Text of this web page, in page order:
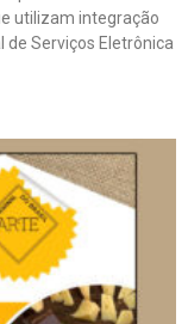
utilizam integração
de Serviços Eletrônica